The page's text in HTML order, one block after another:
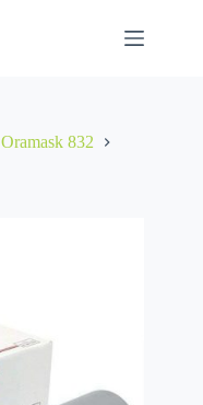
Oramask 832